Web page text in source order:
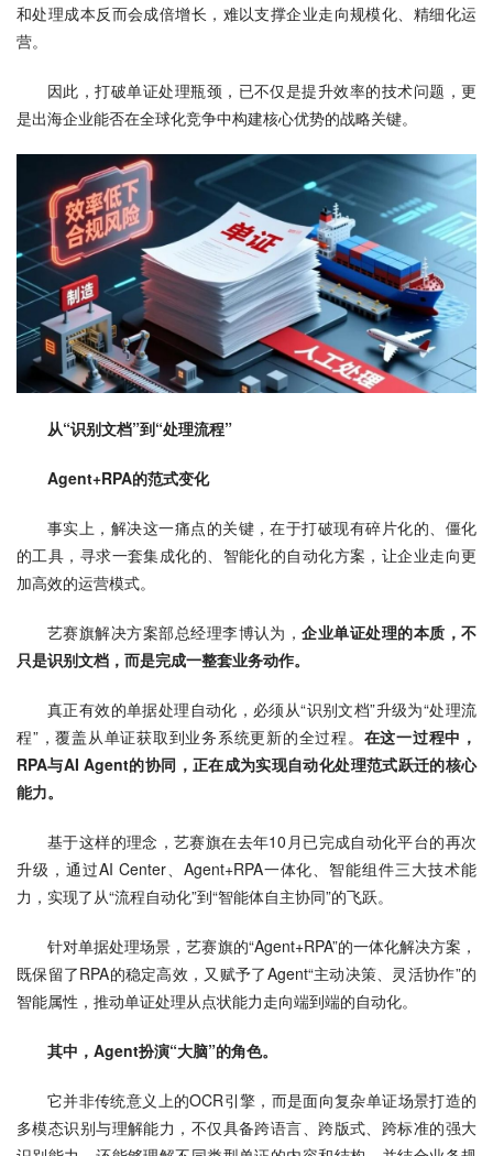
和处理成本反而会成倍增长，难以支撑企业走向规模化、精细化运
营。
因此，打破单证处理瓶颈，已不仅是提升效率的技术问题，更
是出海企业能否在全球化竞争中构建核心优势的战略关键。
从“识别文档”到“处理流程”
Agent+RPA的范式变化
事实上，解决这一痛点的关键，在于打破现有碎片化的、僵化
的工具，寻求一套集成化的、智能化的自动化方案，让企业走向更
加高效的运营模式。
艺赛旗解决方案部总经理李博认为，企业单证处理的本质，不
只是识别文档，而是完成一整套业务动作。
真正有效的单据处理自动化，必须从“识别文档”升级为“处理流
程”，覆盖从单证获取到业务系统更新的全过程。 在这一过程中，
RPA与AI Agent的协同，正在成为实现自动化处理范式跃迁的核心
能力。
基于这样的理念，艺赛旗在去年10月已完成自动化平台的再次
升级，通过AI Center、Agent+RPA一体化、智能组件三大技术能
力，实现了从“流程自动化”到“智能体自主协同”的飞跃。
针对单据处理场景，艺赛旗的“Agent+RPA”的一体化解决方案，
既保留了RPA的稳定高效，又赋予了Agent“主动决策、灵活协作”的
智能属性，推动单证处理从点状能力走向端到端的自动化。
其中， Agent扮演“大脑”的角色。
它并非传统意义上的OCR引擎，而是面向复杂单证场景打造的
多模态识别与理解能力，不仅具备跨语言、跨版式、跨标准的强大